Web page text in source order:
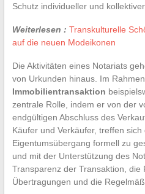
Schutz individueller und kollektiver
Weiterlesen : Transkulturelle
auf die neuen Modeikonen
Die Aktivitäten eines Notariats
von Urkunden hinaus. Im
Immobilientransaktion
zentrale Rolle, indem er von der
endgültigen Abschluss des
Käufer und Verkäufer, treffen
Eigentumsübergang formell zu
und mit der Unterstützung des
Transparenz der Transaktion, die
Übertragungen und die